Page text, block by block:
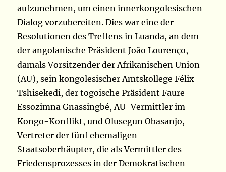
aufzunehmen, um einen innerkongolesischen
Dialog vorzubereiten. Dies war eine der
Resolutionen des Treffens in Luanda, an dem
der angolanische Präsident João Lourenço,
damals Vorsitzender der Afrikanischen Union
(AU), sein kongolesischer Amtskollege Félix
Tshisekedi, der togoische Präsident Faure
Essozimna Gnassingbé, AU-Vermittler im
Kongo-Konflikt, und Olusegun Obasanjo,
Vertreter der fünf ehemaligen
Staatsoberhäupter, die als Vermittler des
Friedensprozesses in der Demokratischen